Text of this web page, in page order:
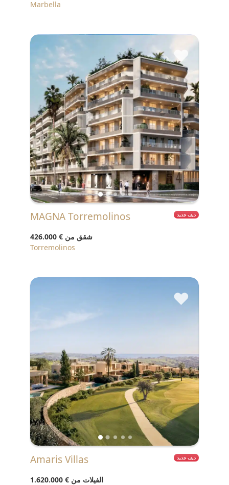
Marbella
♥
ديف جديد MAGNA Torremolinos
شقق من € 426.000
Torremolinos
♥
ديف جديد Amaris Villas
الفيلات من € 1.620.000